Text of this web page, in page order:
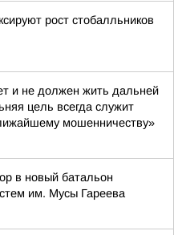
рост стобалльников
и не должен жить дальней
цель всегда служит
мошенничеству»
в новый батальон
им. Мусы Гареева